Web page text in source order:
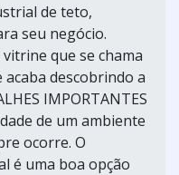
de teto,
seu negócio.
que se chama
descobrindo a
IMPORTANTES
de um ambiente
ocorre. O
é uma boa opção